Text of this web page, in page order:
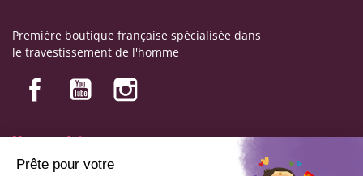
Première boutique française spécialisée dans
le travestissement de l'homme
Nos produits